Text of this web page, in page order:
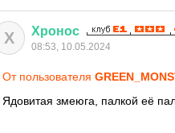
Х Хронос
08:53, 10.05.2024
От пользователя
Ядовитая змеюга, палкой её